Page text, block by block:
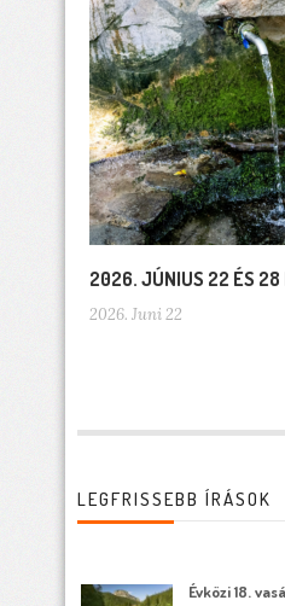
2026. JÚNIUS 22 ÉS 28
2026. Juni 22
LEGFRISSEBB ÍRÁSOK
Évközi 18.